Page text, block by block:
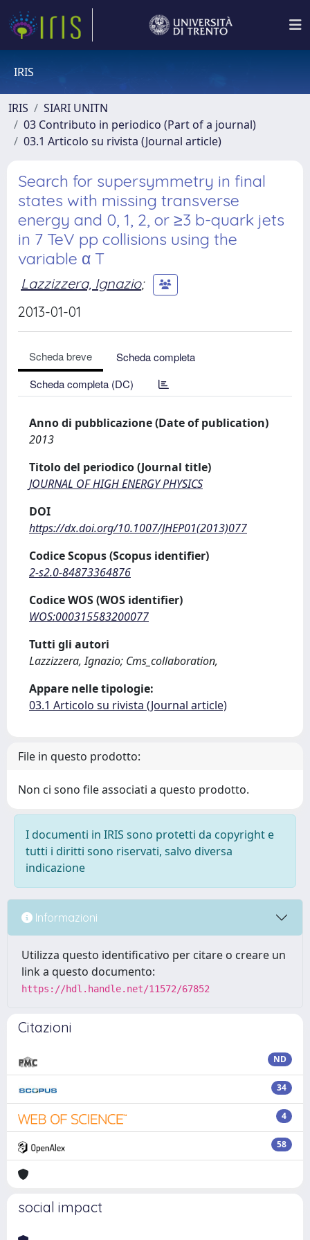
IRIS
IRIS
SIARI UNITN
03 Contributo in periodico (Part of a journal)
03.1 Articolo su rivista (Journal article)
Search for supersymmetry in final
states with missing transverse
energy and 0, 1, 2, or ≥3 b-quark jets
in 7 TeV pp collisions using the
variable α T
Lazzizzera, Ignazio;
2013-01-01
Scheda breve
Scheda completa
Scheda completa (DC)
Anno di pubblicazione (Date of publication)
2013
Titolo del periodico (Journal title)
JOURNAL OF HIGH ENERGY PHYSICS
DOI
https://dx.doi.org/10.1007/JHEP01(2013)077
Codice Scopus (Scopus identifier)
2-s2.0-84873364876
Codice WOS (WOS identifier)
WOS:000315583200077
Tutti gli autori
Lazzizzera, Ignazio; Cms_collaboration,
Appare nelle tipologie:
03.1 Articolo su rivista (Journal article)
File in questo prodotto:
Non ci sono file associati a questo prodotto.
I documenti in IRIS sono protetti da copyright e
tutti i diritti sono riservati, salvo diversa
indicazione
Informazioni
Utilizza questo identificativo per citare o creare un
link a questo documento:
https://hdl.handle.net/11572/67852
Citazioni
ND
34
4
58
social impact